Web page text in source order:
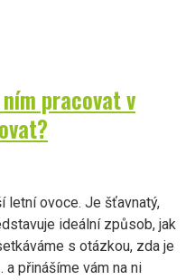
pracovat v
letní ovoce. Je šťavnatý,
ideální způsob, jak
s otázkou, zda je
přinášíme vám na ni